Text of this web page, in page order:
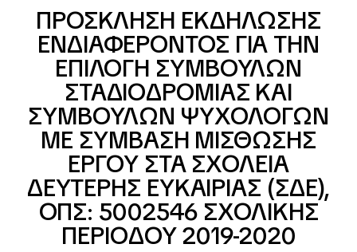
ΠΡΟΣΚΛΗΣΗ ΕΚΔΗΛΩΣΗΣ
ΕΝΔΙΑΦΕΡΟΝΤΟΣ ΓΙΑ ΤΗΝ
ΕΠΙΛΟΓΗ ΣΥΜΒΟΥΛΩΝ
ΣΤΑΔΙΟΔΡΟΜΙΑΣ ΚΑΙ
ΣΥΜΒΟΥΛΩΝ ΨΥΧΟΛΟΓΩΝ
ΜΕ ΣΥΜΒΑΣΗ ΜΙΣΘΩΣΗΣ
ΕΡΓΟΥ ΣΤΑ ΣΧΟΛΕΙΑ
ΔΕΥΤΕΡΗΣ ΕΥΚΑΙΡΙΑΣ (ΣΔΕ),
ΟΠΣ: 5002546 ΣΧΟΛΙΚΗΣ
ΠΕΡΙΟΔΟΥ 2019-2020